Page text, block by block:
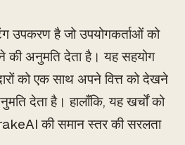
है जो उपयोगकर्ताओं को
की अनुमति देता है। यह सहयोग
को एक साथ अपने वित्त को देखने
देता है। हालाँकि, यह खर्चों को
की समान स्तर की सरलता